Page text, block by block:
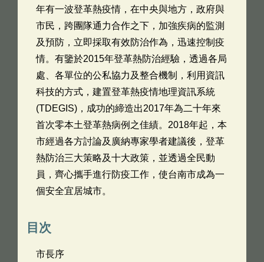
年有一波登革熱疫情，在中央與地方，政府與
市民，跨團隊通力合作之下，加強疾病的監測
及預防，立即採取有效防治作為，迅速控制疫
情。有鑒於2015年登革熱防治經驗，透過各局
處、各單位的公私協力及整合機制，利用資訊
科技的方式，建置登革熱疫情地理資訊系統
(TDEGIS)，成功的締造出2017年為二十年來
首次零本土登革熱病例之佳績。2018年起，本
市經過各方討論及廣納專家學者建議後，登革
熱防治三大策略及十大政策，並透過全民動
員，齊心攜手進行防疫工作，使台南市成為一
個安全宜居城市。
目次
市長序